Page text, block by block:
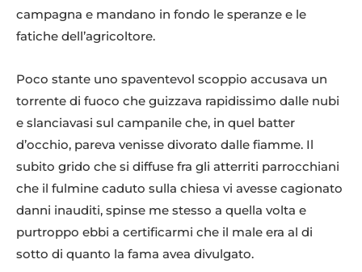
campagna e mandano in fondo le speranze e le
fatiche dell’agricoltore.
Poco stante uno spaventevol scoppio accusava un
torrente di fuoco che guizzava rapidissimo dalle nubi
e slanciavasi sul campanile che, in quel batter
d’occhio, pareva venisse divorato dalle fiamme. Il
subito grido che si diffuse fra gli atterriti parrocchiani
che il fulmine caduto sulla chiesa vi avesse cagionato
danni inauditi, spinse me stesso a quella volta e
purtroppo ebbi a certificarmi che il male era al di
sotto di quanto la fama avea divulgato.